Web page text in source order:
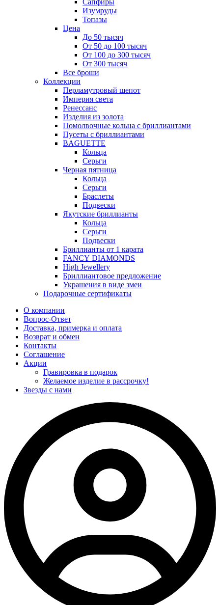
Сапфиры
Изумруды
Топазы
Цена
До 50 тысяч
От 50 до 100 тысяч
От 100 до 300 тысяч
От 300 тысяч
Все броши
Коллекции
Перламутровый шепот
Империя света
Ренессанс
Изделия из золота
Помолвочные кольца с бриллиантами
Пусеты с бриллиантами
BAGUETTE
Кольца
Серьги
Черная пятница
Кольца
Серьги
Браслеты
Подвески
Якутские бриллианты
Кольца
Серьги
Подвески
Бриллианты от 1 карата
FANCY DIAMONDS
High Jewellery
Бриллиантовое предложение
Украшения в виде змеи
Подарочные сертификаты
О компании
Вопрос-Ответ
Доставка, примерка и оплата
Возврат и обмен
Контакты
Соглашение
Акции
Гравировка в подарок
Желаемое изделие в рассрочку!
Звезды с нами